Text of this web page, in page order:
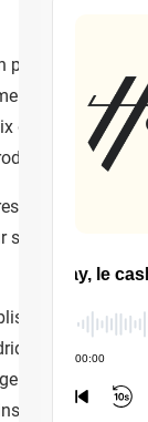
avec
dans leur
dollars pour les
avant
Les utilisateurs
Airbnb lors
L'entreprise
local et à leur
que d'un crédit